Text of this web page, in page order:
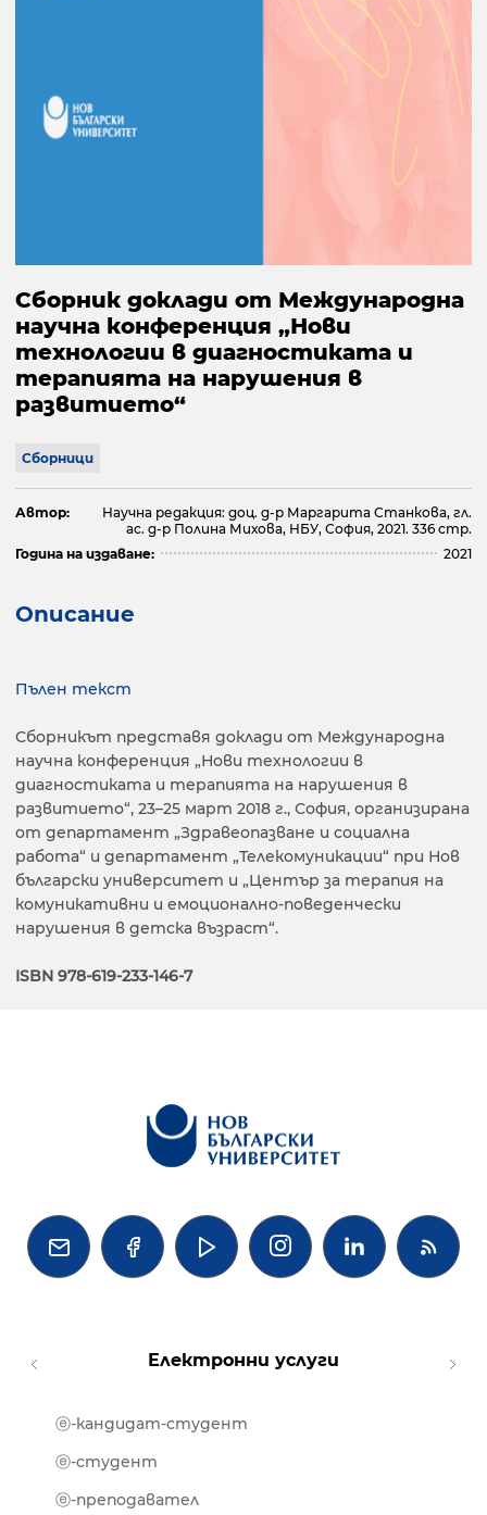
Сборник доклади от Международна
научна конференция „Нови
технологии в диагностиката и
терапията на нарушения в
развитието“
Сборници
Автор:
Научна редакция: доц. д-р Маргарита Станкова, гл.
ас. д-р Полина Михова, НБУ, София, 2021. 336 стр.
Година на издаване:
2021
Описание
Пълен текст
Сборникът представя доклади от Международна
научна конференция „Нови технологии в
диагностиката и терапията на нарушения в
развитието“, 23–25 март 2018 г., София, организирана
от департамент „Здравеопазване и социална
работа“ и департамент „Телекомуникации“ при Нов
български университет и „Център за терапия на
комуникативни и емоционално-поведенчески
нарушения в детска възраст“.
ISBN 978-619-233-146-7
   
Електронни услуги
ⓔ-кандидат-студент
ⓔ-студент
ⓔ-преподавател